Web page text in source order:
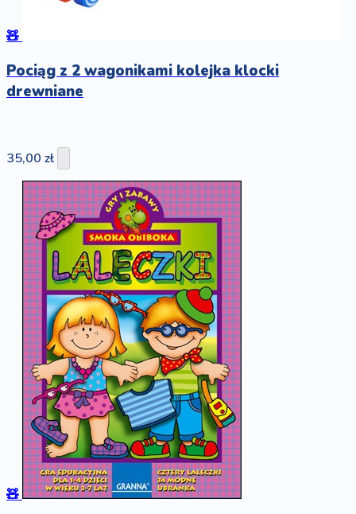
🧸
Pociąg z 2 wagonikami kolejka klocki
drewniane
35,00 zł
🧸